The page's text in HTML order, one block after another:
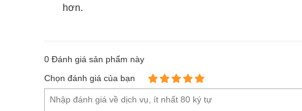
hơn.
0 Đánh giá sản phẩm này
Chọn đánh giá của bạn